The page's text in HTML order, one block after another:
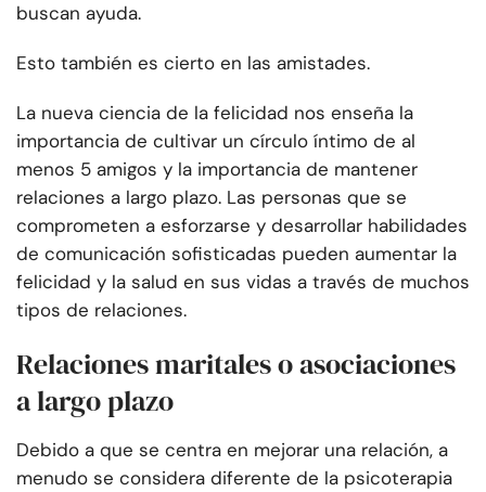
buscan ayuda.
Esto también es cierto en las amistades.
La nueva ciencia de la felicidad nos enseña la
importancia de cultivar un círculo íntimo de al
menos 5 amigos y la importancia de mantener
relaciones a largo plazo. Las personas que se
comprometen a esforzarse y desarrollar habilidades
de comunicación sofisticadas pueden aumentar la
felicidad y la salud en sus vidas a través de muchos
tipos de relaciones.
Relaciones maritales o asociaciones
a largo plazo
Debido a que se centra en mejorar una relación, a
menudo se considera diferente de la psicoterapia